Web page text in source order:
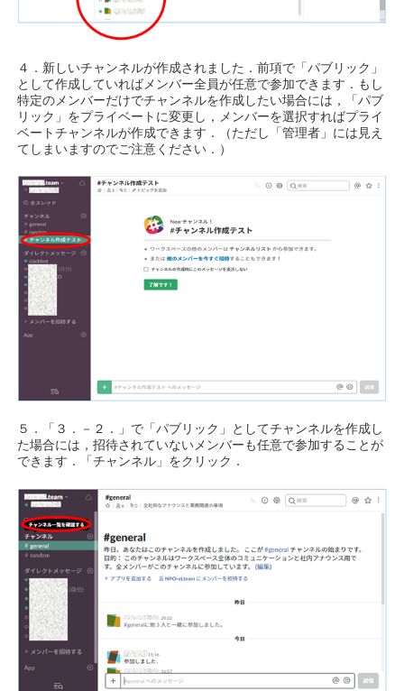
４．新しいチャンネルが作成されました．前項で「パブリック」
として作成していればメンバー全員が任意で参加できます．もし
特定のメンバーだけでチャンネルを作成したい場合には，「パブ
リック」をプライベートに変更し，メンバーを選択すればプライ
ベートチャンネルが作成できます．（ただし「管理者」には見え
てしまいますのでご注意ください．）
５．「３．－２．」で「パブリック」としてチャンネルを作成し
た場合には，招待されていないメンバーも任意で参加することが
できます．「チャンネル」をクリック．